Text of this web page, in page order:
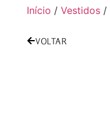
Início / Vestidos /
VOLTAR